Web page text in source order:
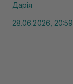
Дарія
28.06.2026, 20:59